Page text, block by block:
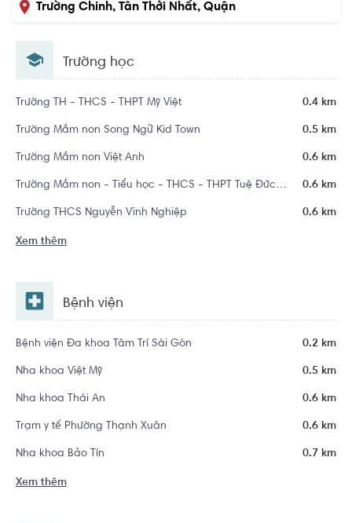
Trường Chinh, Tân Thới Nhất, Quận
Trường học
Trường TH - THCS - THPT Mỹ Việt 0.4 km
Trường Mầm non Song Ngữ Kid Town 0.5 km
Trường Mầm non Việt Anh 0.6 km
Trường Mầm non - Tiểu học - THCS - THPT Tuệ Đức Quận 12 0.6 km
Trường THCS Nguyễn Vĩnh Nghiệp 0.6 km
Xem thêm
Bệnh viện
Bệnh viện Đa khoa Tâm Trí Sài Gòn 0.2 km
Nha khoa Việt Mỹ 0.5 km
Nha khoa Thái An 0.6 km
Trạm y tế Phường Thạnh Xuân 0.6 km
Nha khoa Bảo Tín 0.7 km
Xem thêm